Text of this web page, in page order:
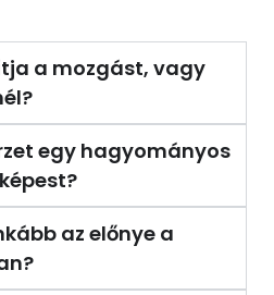
a mozgást, vagy
egy hagyományos
az előnye a